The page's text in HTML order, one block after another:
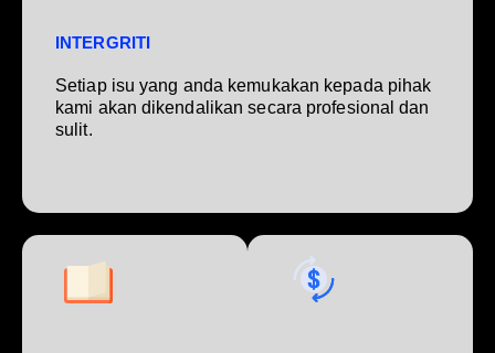
INTERGRITI
Setiap isu yang anda kemukakan kepada pihak
kami akan dikendalikan secara profesional dan
sulit.